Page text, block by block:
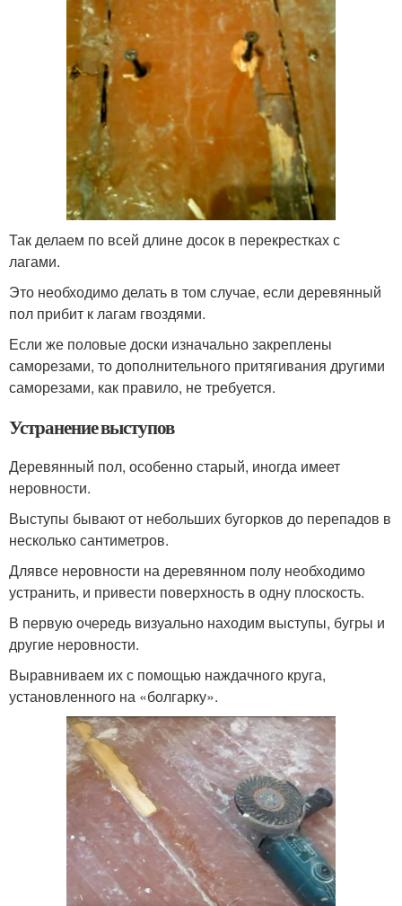
Так делаем по всей длине досок в перекрестках с
лагами.
Это необходимо делать в том случае, если деревянный
пол прибит к лагам гвоздями.
Если же половые доски изначально закреплены
саморезами, то дополнительного притягивания другими
саморезами, как правило, не требуется.
Устранение выступов
Деревянный пол, особенно старый, иногда имеет
неровности.
Выступы бывают от небольших бугорков до перепадов в
несколько сантиметров.
Длявсе неровности на деревянном полу необходимо
устранить, и привести поверхность в одну плоскость.
В первую очередь визуально находим выступы, бугры и
другие неровности.
Выравниваем их с помощью наждачного круга,
установленного на «болгарку».